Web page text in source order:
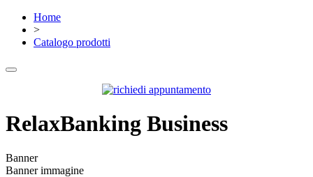
Home
>
Catalogo prodotti
RelaxBanking Business
Banner
Banner immagine